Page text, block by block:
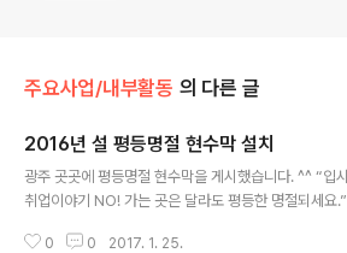
주요사업/내부활동 의 다른 글
2016년 설 평등명절 현수막 설치
광주 곳곳에 평등명절 현수막을 게시했습니다. ^^ “입시,
취업이야기 NO! 가는 곳은 달라도 평등한 명절되세요.”
0 0 2017. 1. 25.